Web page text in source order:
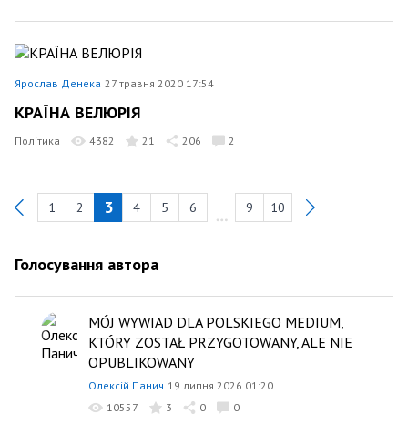
Ярослав Денека 27 травня 2020 17:54
КРАЇНА ВЕЛЮРІЯ
Політика 4382 21 206 2
Previous
1 2 3 4 5 6 9 10
Голосування автора
MÓJ WYWIAD DLA POLSKIEGO MEDIUM,
KTÓRY ZOSTAŁ PRZYGOTOWANY, ALE NIE
OPUBLIKOWANY
Олексій Панич 19 липня 2026 01:20
10557
3 0 0